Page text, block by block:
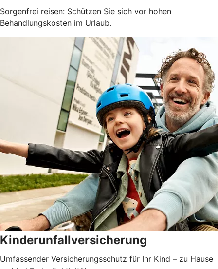
Sorgenfrei reisen: Schützen Sie sich vor hohen
Behandlungskosten im Urlaub.
Kinderunfallversicherung
Umfassender Versicherungsschutz für Ihr Kind – zu Hause